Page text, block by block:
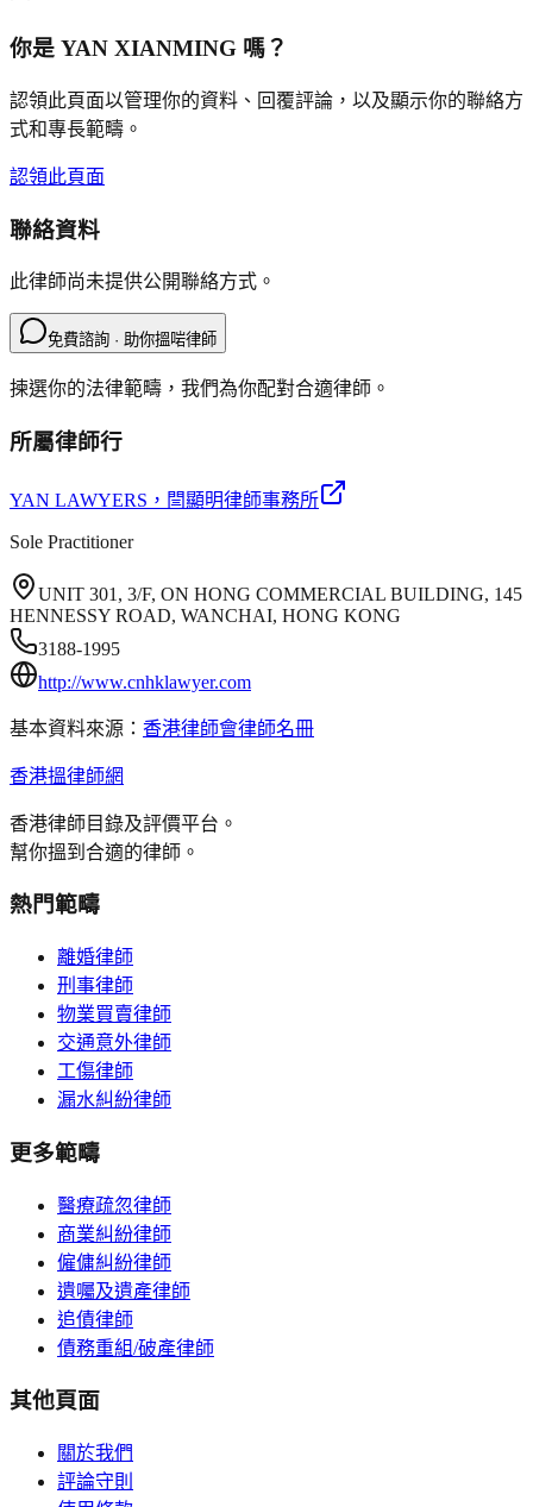
你是 YAN XIANMING 嗎？
認領此頁面以管理你的資料、回覆評論，以及顯示你的聯絡方
式和專長範疇。
認領此頁面
聯絡資料
此律師尚未提供公開聯絡方式。
免費諮詢 · 助你搵啱律師
揀選你的法律範疇，我們為你配對合適律師。
所屬律師行
YAN LAWYERS ，閆顯明律師事務所
Sole Practitioner
UNIT 301, 3/F, ON HONG COMMERCIAL BUILDING, 145
HENNESSY ROAD, WANCHAI, HONG KONG
3188-1995
http://www.cnhklawyer.com
基本資料來源： 香港律師會律師名冊
香港搵律師網
香港律師目錄及評價平台。
幫你搵到合適的律師。
熱門範疇
離婚律師
刑事律師
物業買賣律師
交通意外律師
工傷律師
漏水糾紛律師
更多範疇
醫療疏忽律師
商業糾紛律師
僱傭糾紛律師
遺囑及遺產律師
追債律師
債務重組/破產律師
其他頁面
關於我們
評論守則